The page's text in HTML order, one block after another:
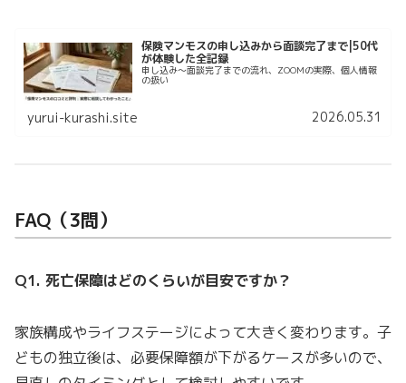
保険マンモスの申し込みから面談完了まで|50代
が体験した全記録
申し込み〜面談完了までの流れ、ZOOMの実際、個人情報
の扱い
yurui-kurashi.site 2026.05.31
FAQ（3問）
Q1. 死亡保障はどのくらいが目安ですか？
家族構成やライフステージによって大きく変わります。子
どもの独立後は、必要保障額が下がるケースが多いので、